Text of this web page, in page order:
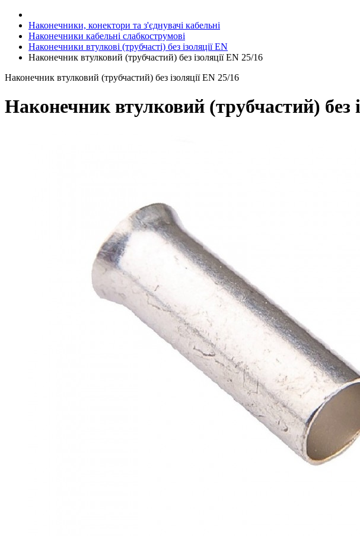
Наконечники, конектори та з'єднувачі кабельні
Наконечники кабельні слабкострумові
Наконечники втулкові (трубчасті) без ізоляції EN
Наконечник втулковий (трубчастий) без ізоляції EN 25/16
Наконечник втулковий (трубчастий) без ізоляції EN 25/16
Наконечник втулковий (трубчастий) без